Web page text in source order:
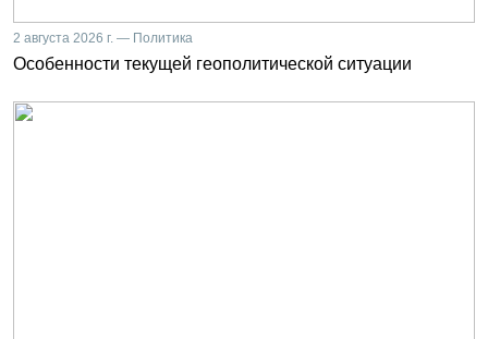
2 августа 2026 г. — Политика
Особенности текущей геополитической ситуации